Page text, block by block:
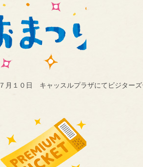
７月１０日 キャッスルプラザにてビジターズ